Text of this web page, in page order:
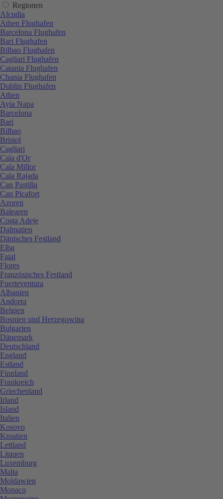
Regionen
Alcudia
Athen Flughafen
Barcelona Flughafen
Bari Flughafen
Bilbao Flughafen
Cagliari Flughafen
Catania Flughafen
Chania Flughafen
Dublin Flughafen
Athen
Ayia Napa
Barcelona
Bari
Bilbao
Bristol
Cagliari
Cala d'Or
Cala Millor
Cala Rajada
Can Pastilla
Can Picafort
Azoren
Balearen
Costa Adeje
Dalmatien
Dänisches Festland
Elba
Faial
Flores
Französisches Festland
Fuerteventura
Albanien
Andorra
Belgien
Bosnien und Herzegowina
Bulgarien
Dänemark
Deutschland
England
Estland
Finnland
Frankreich
Griechenland
Irland
Island
Italien
Kosovo
Kroatien
Lettland
Litauen
Luxemburg
Malta
Moldawien
Monaco